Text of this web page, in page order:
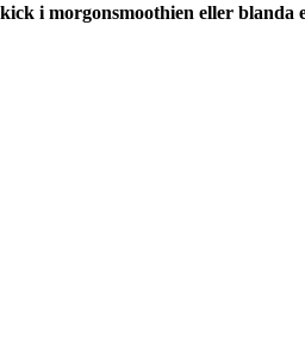
i morgonsmoothien eller blanda